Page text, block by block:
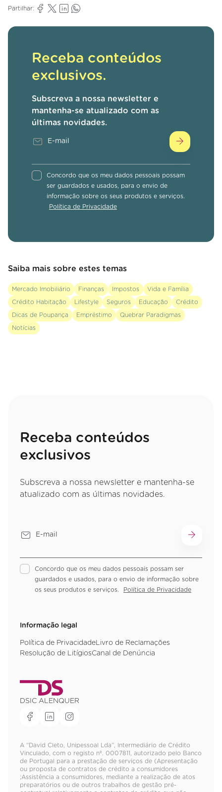
Partilhar:
Receba conteúdos
exclusivos.
Subscreva a nossa newsletter e
mantenha-se atualizado com as
últimas novidades.
Concordo que os meu dados pessoais possam
ser guardados e usados, para o envio de
informação sobre os seus produtos e serviços.
Política de Privacidade
Saiba mais sobre estes temas
Mercado Imobiliário Finanças Impostos Vida e Família
Crédito Habitação Lifestyle Seguros Educação Crédito
Dicas de Poupança Empréstimo Quebrar Paradigmas
Notícias
Receba conteúdos
exclusivos
Subscreva a nossa newsletter e mantenha-se
atualizado com as últimas novidades.
Concordo que os meu dados pessoais possam ser
guardados e usados, para o envio de informação sobre
os seus produtos e serviços.
Política de Privacidade
Informação legal
Política de Privacidade Livro de Reclamações
Resolução de LitígiosCanal de Denúncia
DSIC ALENQUER
A “David Cleto, Unipessoal Lda”, Intermediário de Crédito
Vinculado, com o registo nº. 0007811, autorizado pelo Banco
de Portugal para a prestação de serviços de (Apresentação
ou proposta de contratos de crédito a consumidores
;Assistência a consumidores, mediante a realização de atos
preparatórios ou de outros trabalhos de gestão pré-